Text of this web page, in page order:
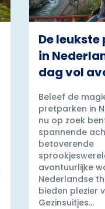
De
in
dag vol
Beleef de
pretparken in
nu op zoek
spannende
betoverende
avontuurlijke
Nederlandse
bieden plezier
Gezinsuitjes...